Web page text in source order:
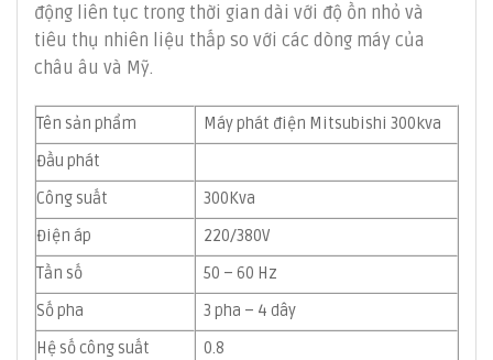
động liên tục trong thời gian dài với độ ồn nhỏ và
tiêu thụ nhiên liệu thấp so với các dòng máy của
châu âu và Mỹ.
Tên sản phẩm
Máy phát điện Mitsubishi 300kva
Đầu phát
Công suất
300Kva
Điện áp
220/380V
Tần số
50 – 60 Hz
Số pha
3 pha – 4 dây
Hệ số công suất
0.8